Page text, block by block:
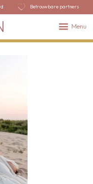
Betrouwbare partners
Menu